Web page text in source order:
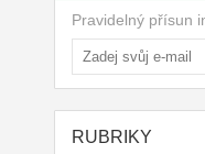
Pravidelný přísun
RUBRIKY